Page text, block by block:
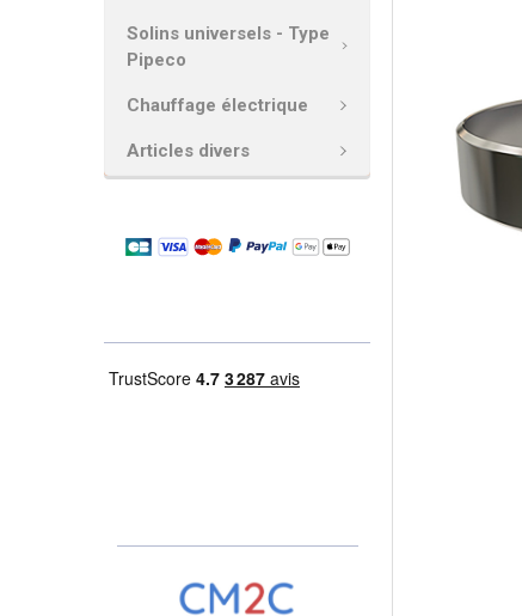
Solins universels - Type
Pipeco
Chauffage électrique
Articles divers
AJOUTER
LA
SÉLECTION
AU PANIER